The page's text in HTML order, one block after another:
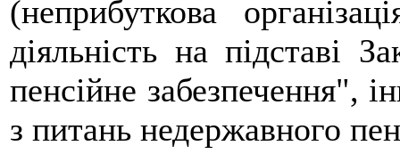
(неприбуткова
діяльність на підставі
пенсійне забезпечення",
з питань недержавного